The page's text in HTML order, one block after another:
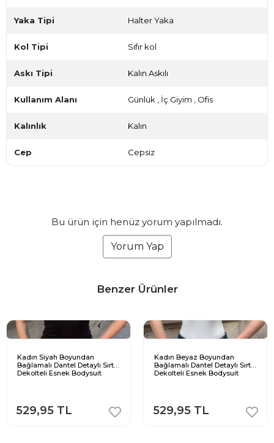
Yaka Tipi Halter Yaka
Kol Tipi Sıfır kol
Askı Tipi Kalın Askılı
Kullanım Alanı Günlük İç Giyim Ofis
Kalınlık Kalın
Cep Cepsiz
Bu ürün için henüz yorum yapılmadı.
Yorum Yap
Benzer Ürünler
Kadın Siyah Boyundan
Bağlamalı Dantel Detaylı Sırt
Dekolteli Esnek Bodysuit
529,95 TL
Kadın Beyaz Boyundan
Bağlamalı Dantel Detaylı Sırt
Dekolteli Esnek Bodysuit
529,95 TL